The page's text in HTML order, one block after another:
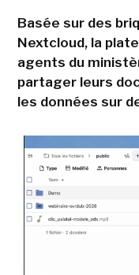
Basée sur des
Nextcloud, la
agents du
partager leurs
les données sur